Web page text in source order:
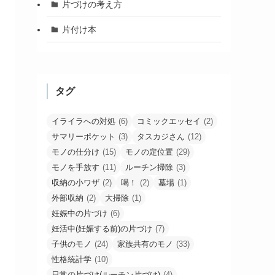
片づけの考え方
片付け本
タグ
イライラへの対処 (6) コミックエッセイ (2)
サマリーポケット (3) タスカジさん (12)
モノの仕分け (15) モノの定位置 (29)
モノを手放す (11) ルーチン掃除 (3)
収納の小ワザ (2) 喝！ (2) 墓場 (1)
外部収納 (2) 大掃除 (1)
妊娠中の片づけ (6)
妊活中(妊娠する前)の片づけ (7)
子供のモノ (24) 家族共有のモノ (33)
性格統計学 (10)